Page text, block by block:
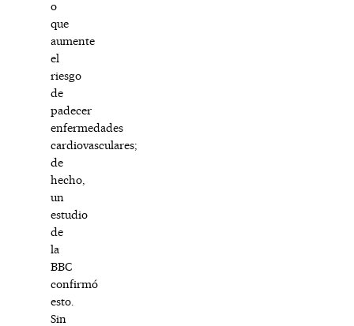
o
que
aumente
el
riesgo
de
padecer
enfermedades
cardiovasculares;
de
hecho,
un
estudio
de
la
BBC
confirmó
esto.
Sin